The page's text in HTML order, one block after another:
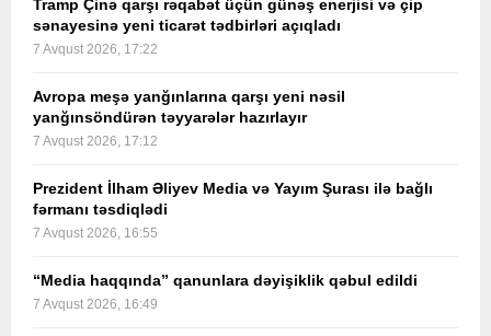
Tramp Çinə qarşı rəqabət üçün günəş enerjisi və çip
sənayesinə yeni ticarət tədbirləri açıqladı
7 Avqust 2026, 17:22
Avropa meşə yanğınlarına qarşı yeni nəsil
yanğınsöndürən təyyarələr hazırlayır
7 Avqust 2026, 17:12
Prezident İlham Əliyev Media və Yayım Şurası ilə bağlı
fərmanı təsdiqlədi
7 Avqust 2026, 16:55
“Media haqqında” qanunlara dəyişiklik qəbul edildi
7 Avqust 2026, 16:49